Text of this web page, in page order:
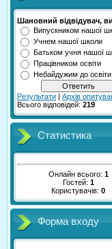
Шановний відвідувач,
Випускником нашої
Учнем нашої школи
Батьком учня нашої
Працівником освіти
Небайдужим до освіти
Результати | Архів
Всього відповідей: 219
Статистика
Онлайн всього: 1
Гостей: 1
Користувачів:0
Форма входу